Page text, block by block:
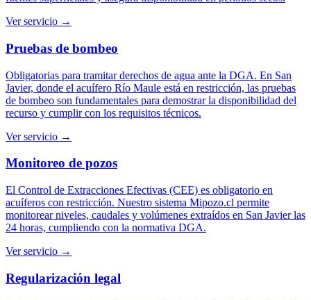
Ver servicio →
Pruebas de bombeo
Obligatorias para tramitar derechos de agua ante la DGA. En San
Javier, donde el acuífero Río Maule está en restricción, las pruebas
de bombeo son fundamentales para demostrar la disponibilidad del
recurso y cumplir con los requisitos técnicos.
Ver servicio →
Monitoreo de pozos
El Control de Extracciones Efectivas (CEE) es obligatorio en
acuíferos con restricción. Nuestro sistema Mipozo.cl permite
monitorear niveles, caudales y volúmenes extraídos en San Javier las
24 horas, cumpliendo con la normativa DGA.
Ver servicio →
Regularización legal